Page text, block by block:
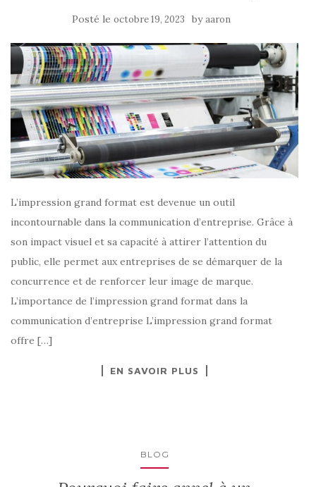
Posté le octobre 19, 2023 byaaron
L’impression grand format est devenue un outil
incontournable dans la communication d’entreprise. Grâce à
son impact visuel et sa capacité à attirer l’attention du
public, elle permet aux entreprises de se démarquer de la
concurrence et de renforcer leur image de marque.
L’importance de l’impression grand format dans la
communication d’entreprise L’impression grand format
offre […]
EN SAVOIR PLUS
BLOG